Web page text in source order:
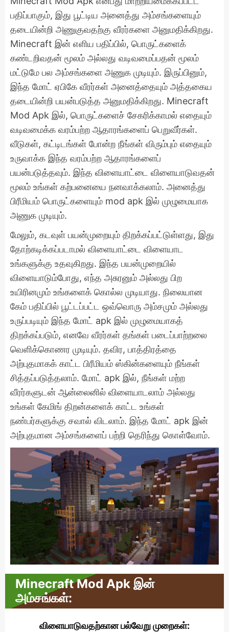
பதிப்பாகும், இது பூட்டிய அனைத்து அம்சங்களையும்
தடையின்றி அணுகுவதற்கு வீரர்களை அனுமதிக்கிறது.
Minecraft இன் எளிய பதிப்பில், பொருட்களைக்
கண்டறிவதன் மூலம் அல்லது வடிவமைப்பதன் மூலம்
மட்டுமே பல அம்சங்களை அணுக முடியும். இருப்பினும்,
இந்த மோட் ஏபிகே வீரர்கள் அனைத்தையும் அத்தகைய
தடையின்றி பயன்படுத்த அனுமதிக்கிறது. Minecraft
Mod Apk இல், பொருட்களைச் சேகரிக்காமல் எதையும்
வடிவமைக்க வரம்பற்ற ஆதாரங்களைப் பெறுவீர்கள்.
வீடுகள், கட்டிடங்கள் போன்ற நீங்கள் விரும்பும் எதையும்
உருவாக்க இந்த வரம்பற்ற ஆதாரங்களைப்
பயன்படுத்தவும். இந்த விளையாட்டை விளையாடுவதன்
மூலம் உங்கள் கற்பனையை நனவாக்கலாம். அனைத்து
பிரீமியம் பொருட்களையும் mod apk இல் முழுமையாக
அணுக முடியும்.
மேலும், கடவுள் பயன்முறையும் திறக்கப்பட்டுள்ளது, இது
தோற்கடிக்கப்படாமல் விளையாட்டை விளையாட
உங்களுக்கு உதவுகிறது. இந்த பயன்முறையில்
விளையாடும்போது, ​​​​எந்த அசுரனும் அல்லது பிற
உயிரினமும் உங்களைக் கொல்ல முடியாது. நிலையான
கேம் பதிப்பில் பூட்டப்பட்ட ஒவ்வொரு அம்சமும் அல்லது
உருப்படியும் இந்த மோட் apk இல் முழுமையாகத்
திறக்கப்படும், எனவே வீரர்கள் தங்கள் படைப்பாற்றலை
வெளிக்கொணர முடியும். தவிர, பாத்திரத்தை
அற்புதமாகக் காட்ட பிரீமியம் ஸ்கின்களையும் நீங்கள்
சித்தப்படுத்தலாம். மோட் apk இல், நீங்கள் மற்ற
வீரர்களுடன் ஆன்லைனில் விளையாடலாம் அல்லது
உங்கள் கேமிங் திறன்களைக் காட்ட உங்கள்
நண்பர்களுக்கு சவால் விடலாம். இந்த மோட் apk இன்
அற்புதமான அம்சங்களைப் பற்றி தெரிந்து கொள்வோம்.
Minecraft Mod Apk இன்
அம்சங்கள்:
விளையாடுவதற்கான பல்வேறு முறைகள்: